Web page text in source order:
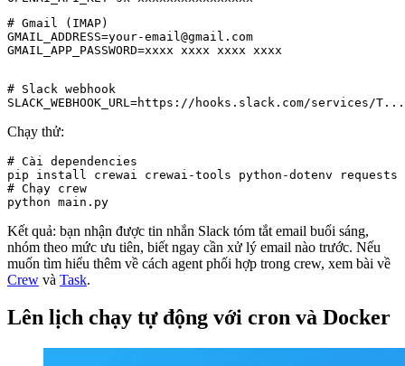
# Gmail (IMAP)
GMAIL_ADDRESS=your-email@gmail.com
GMAIL_APP_PASSWORD=xxxx xxxx xxxx xxxx
# Slack webhook
SLACK_WEBHOOK_URL=https://hooks.slack.com/services/
Chạy thử:
# Cài dependencies
pip install crewai crewai-tools python-dotenv requests
# Chạy crew
python main.py
Kết quả: bạn nhận được tin nhắn Slack tóm tắt email buổi sáng,
nhóm theo mức ưu tiên, biết ngay cần xử lý email nào trước. Nếu
muốn tìm hiểu thêm về cách agent phối hợp trong crew, xem bài về
Crew và Task.
Lên lịch chạy tự động với cron và Docker